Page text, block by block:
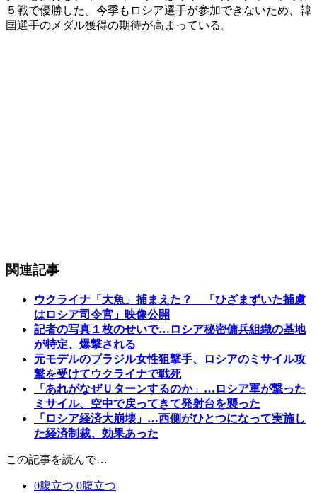
５戦で優勝した。今季もロシア選手が参加できないため、韓
国選手のメダル獲得の期待が高まっている。
関連記事
ウクライナ「大魚」捕まえた？ 「ひざまずいた捕虜
はロシア司令官」映像公開
記者の写真１枚のせいで…ロシア秘密傭兵組織の基地
が特定、爆撃される
元モデルのブラジル女性狙撃手、ロシアのミサイル攻
撃を受けてウクライナで戦死
「あれがなぜＵターンするのか」…ロシア軍が撃った
ミサイル、空中で戻ってきて発射台を襲った
「ロシア経済大崩壊」…西側がひとつになって実施し
た経済制裁、効果あった
この記事を読んで…
0腹立つ 0腹立つ